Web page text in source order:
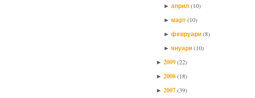
► април (10)
► март(10)
► февруари(8)
► януари(10)
► 2009(22)
► 2008(18)
► 2007(39)